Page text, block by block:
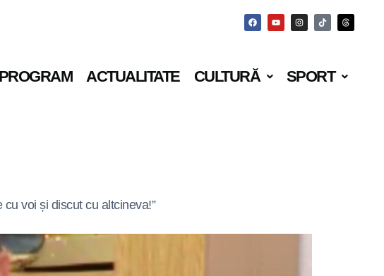
PROGRAM ACTUALITATE CULTURĂ SPORT
voi și discut cu altcineva!”